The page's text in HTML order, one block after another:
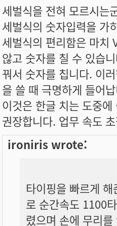
세벌식을 전혀 모르시는
세벌식의 숫자입력을 가
세벌식의 편리함은 마치
않고 숫자를 칠 수 있습
꿔서 숫자를 칩니다. 이
을 쓸 때 극명하게 들어
이것은 한글 치는 도중
권장합니다. 업무 속도
ironiris wrote:
타이핑을 빠르게
로 순간속도 1100
렸으며 손에 무리